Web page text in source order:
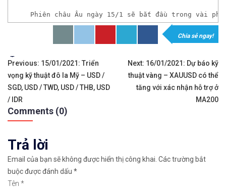
Phiên châu Âu ngày 15/1 sẽ bắt đầu trong vài
𝘟𝘦𝘮 𝘤𝘩𝘪 𝘵𝘪ế𝘵: https://chungkhoanforex.com/15-
✨🏆𝐗𝐨á 𝐛ỏ 𝐥𝐨 𝐥ắ𝐧𝐠 𝐤𝐡𝐢 𝐭𝐡𝐚𝐦 𝐠𝐢𝐚 𝐭𝐡ị 𝐭𝐫ườ𝐧𝐠 𝐭à𝐢 𝐜𝐡í𝐧𝐡
✅𝘔ở 𝘵à𝘪 𝘬𝘩𝘰ả𝘯 𝘵𝘳ê𝘯 𝘴à𝘯 𝘌𝘹𝘯𝘦𝘴𝘴 𝘜𝘺 𝘛í𝘯 𝘷à 𝘱𝘩ù
✅𝘔ở 𝘵à𝘪 𝘬𝘩𝘰ả𝘯 𝘵𝘳ê𝘯 𝘴à𝘯 𝘐𝘊𝘔𝘢𝘳𝘬𝘦𝘵𝘴 𝘯ổ𝘪 𝘵𝘪ế𝘯𝘨
🔗https://chungkhoanforex.com/15-01-2021-
😘Cảm ơn bạn đã xem thông tin😘🍀🤗Chúc bạn
Chia sẻ ngay!
Tags:
Điều
hướng
bài
viết
Previous: 15/01/2021: Triển
vọng kỹ thuật đô la Mỹ – USD /
SGD, USD / TWD, USD / THB, USD
/ IDR
Next: 16/01/2021: Dự báo kỹ
thuật vàng – XAUUSD có thể
tăng với xác nhận hỗ trợ ở
MA200
Comments (0)
Trả lời
Email của bạn sẽ không được hiển thị công khai. Các trường bắt
buộc được đánh dấu *
Tên *